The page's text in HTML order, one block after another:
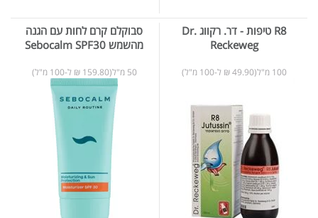
R8 טיפות - דר. רקווג Dr.
Reckeweg
100 מ"ל(49.90 ₪ ל-100 מ"ל)
סבוקלם קרם לחות עם הגנה
מהשמש Sebocalm SPF30
50 מ"ל(159.80 ₪ ל-100 מ"ל)